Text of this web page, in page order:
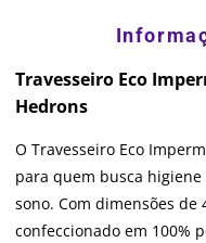
Travesseiro Eco
Hedrons
O Travesseiro Eco
para quem busca
sono. Com dimensões de
confeccionado em 100%